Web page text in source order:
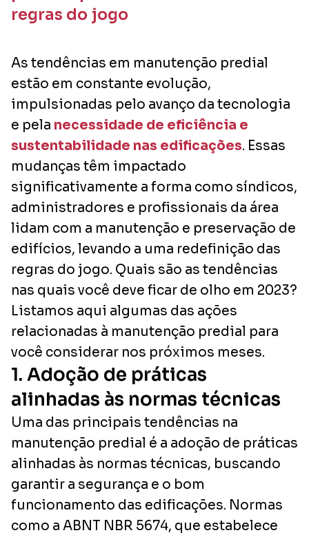
regras do jogo
As tendências em manutenção predial
estão em constante evolução,
impulsionadas pelo avanço da tecnologia
e pela necessidade de eficiência e
sustentabilidade nas edificações. Essas
mudanças têm impactado
significativamente a forma como síndicos,
administradores e profissionais da área
lidam com a manutenção e preservação de
edifícios, levando a uma redefinição das
regras do jogo. Quais são as tendências
nas quais você deve ficar de olho em 2023?
Listamos aqui algumas das ações
relacionadas à manutenção predial para
você considerar nos próximos meses.
1. Adoção de práticas
alinhadas às normas técnicas
Uma das principais tendências na
manutenção predial é a adoção de práticas
alinhadas às normas técnicas, buscando
garantir a segurança e o bom
funcionamento das edificações. Normas
como a ABNT NBR 5674, que estabelece